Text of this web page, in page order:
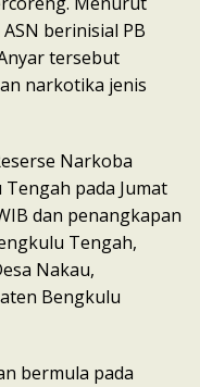
berinisial PB
tersebut
narkotika jenis
Narkoba
pada Jumat
dan penangkapan
Tengah,
Nakau,
Bengkulu
bermula pada